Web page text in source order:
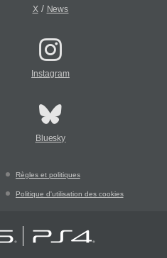
X/ News
Instagram
Bluesky
Règles et politiques
Politique d'utilisation des cookies